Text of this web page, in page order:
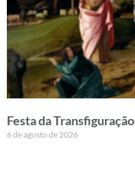
Festa da Transfiguração
6 de agosto de 2026